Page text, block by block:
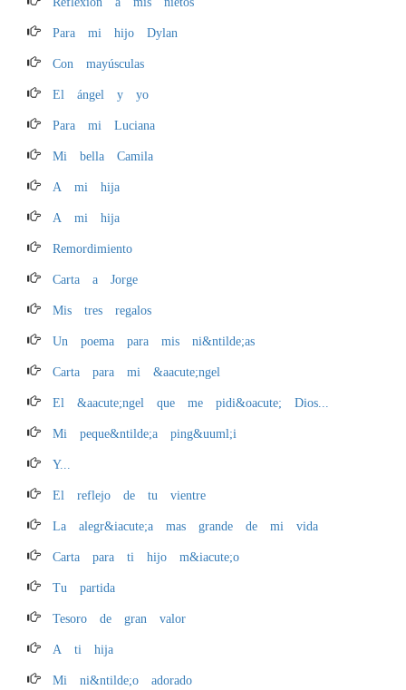
Para mi hijo Dylan
Con mayúsculas
El ángel y yo
Para mi Luciana
Mi bella Camila
A mi hija
A mi hija
Remordimiento
Carta a Jorge
Mis tres regalos
Un poema para mis ni&ntilde;as
Carta para mi &aacute;ngel
El &aacute;ngel que me pidi&oacute; Dios...
Mi peque&ntilde;a ping&uuml;i
Y...
El reflejo de tu vientre
La alegr&iacute;a mas grande de mi vida
Carta para ti hijo m&iacute;o
Tu partida
Tesoro de gran valor
A ti hija
Mi ni&ntilde;o adorado